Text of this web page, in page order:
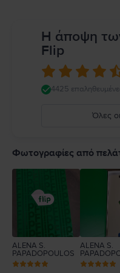
Η άποψη
Flip
4425
Όλες
Φωτογραφίες από
ALENA S.
PAPADOPOULOS
ALENA S.